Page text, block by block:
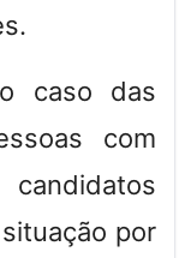
caso das
com
por